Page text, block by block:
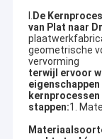
I. De
van Plat naar
geometrische
vervorming
terwijl ervoor
stappen:1.